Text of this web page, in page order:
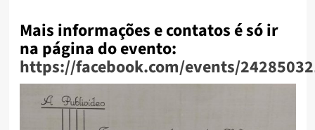
Mais informações e contatos é só ir
na página do evento:
https://facebook.com/events/